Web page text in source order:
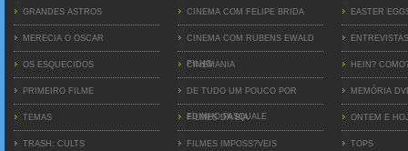
GRANDES ASTROS
MERECIA O OSCAR
OS ESQUECIDOS
PRIMEIRO FILME
TEMAS
TRASH: CULTS
CINEMA COM FELIPE BRIDA
CINEMA COM RUBENS EWALD
FILHO
CINEMANIA
DE TUDO UM POUCO POR
EDINHO PASQUALE
FILMES DA BIA
FILMES IMPOSS?VEIS
EASTER
ENTREVISTAS
HEIN?
MEMÓRIA
ONTEM E
TOPS